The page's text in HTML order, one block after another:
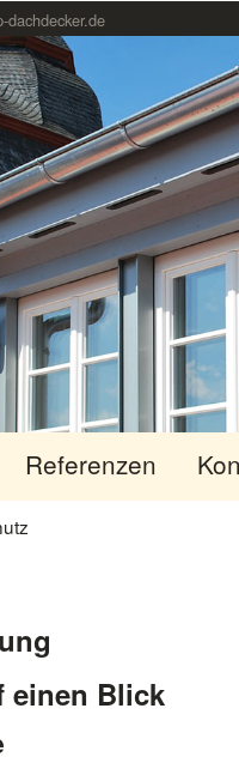
dachdecker.de
Referenzen
einen Blick